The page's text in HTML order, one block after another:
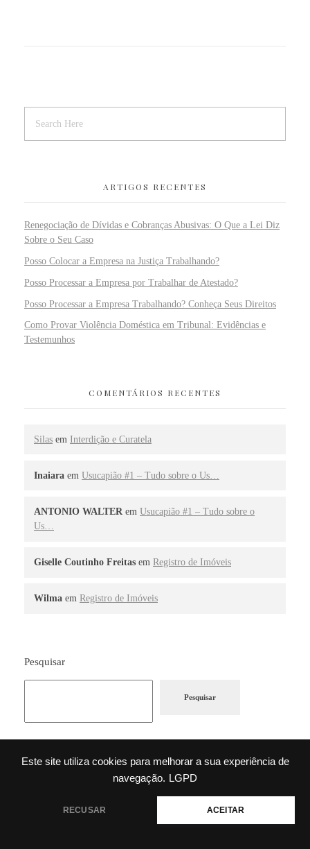
Este site utiliza cookies para melhorar a sua experiência de
navegação. LGPD
RECUSAR ACEITAR
ARTIGOS RECENTES
Renegociação de Dívidas e Cobranças Abusivas: O Que a Lei Diz
Sobre o Seu Caso
Posso Colocar a Empresa na Justiça Trabalhando?
Posso Processar a Empresa por Trabalhar de Atestado?
Posso Processar a Empresa Trabalhando? Conheça Seus Direitos
Como Provar Violência Doméstica em Tribunal: Evidências e
Testemunhos
COMENTÁRIOS RECENTES
Silas em Interdição e Curatela
Inaiara em Usucapião #1 – Tudo sobre o Us…
ANTONIO WALTER em Usucapião #1 – Tudo sobre o
Us…
Giselle Coutinho Freitas em Registro de Imóveis
Wilma em Registro de Imóveis
Pesquisar
Pesquisar
RECENT POSTS
Renegociação de Dívidas e Cobranças Abusivas: O Que a Lei Diz
💬 Precisa de ajuda?